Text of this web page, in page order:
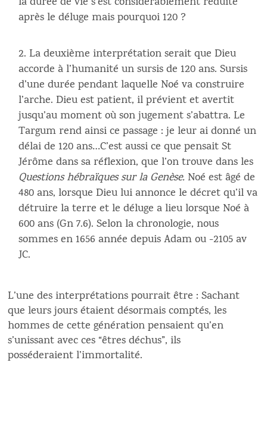
après le déluge mais pourquoi 120 ?
La deuxième interprétation serait que Dieu
accorde à l’humanité un sursis de 120 ans. Sursis
d’une durée pendant laquelle Noé va construire
l’arche. Dieu est patient, il prévient et avertit
jusqu’au moment où son jugement s’abattra. Le
Targum rend ainsi ce passage : je leur ai donné un
délai de 120 ans…C’est aussi ce que pensait St
Jérôme dans sa réflexion, que l’on trouve dans les
Questions hébraïques sur la Genèse. Noé est âgé de
480 ans, lorsque Dieu lui annonce le décret qu’il va
détruire la terre et le déluge a lieu lorsque Noé à
600 ans (Gn 7.6). Selon la chronologie, nous
sommes en 1656 année depuis Adam ou -2105 av
JC.
L’une des interprétations pourrait être : Sachant
que leurs jours étaient désormais comptés, les
hommes de cette génération pensaient qu’en
s’unissant avec ces “êtres déchus”, ils
posséderaient l’immortalité.